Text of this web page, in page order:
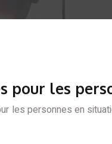
pour les
les personnes en